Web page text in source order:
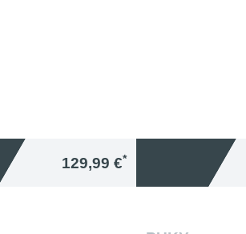
129,99 €*